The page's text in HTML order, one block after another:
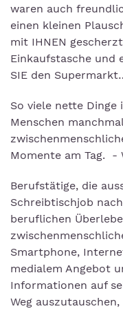
waren auch
einen kleinen
mit IHNEN
Einkaufstasche und
SIE den
So viele nette
Menschen
Momente am Tag. -
Berufstätige, die
Schreibtischjob
beruflichen
Smartphone,
medialem Angebot
Informationen auf
Weg